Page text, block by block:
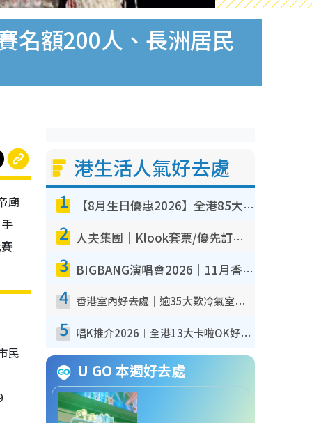
名額200人、長洲居民
廟
民
港生活人氣好去處
1 【8月生日優惠2026】全港85大食買玩著數攻略 自助餐/火鍋放題同行免費＋誠品/DONKI送現金券
2 人夫集團｜Klook套票/優先訂票/公開發售搶飛攻略！附票價.購票連結.場地座位表
3 BIGBANG演唱會2026｜11月香港啟德開3場！實名制VIP申請、優先購票攻略
4 香港室內好去處｜逾35大歎冷氣室內好去處推介 室內活動免費避雨無懼落雨
5 唱K推介2026︱全港13大卡啦OK好去處！最平$36起 日文K都有！(附地址+收費詳情)
U GO 本週好去處